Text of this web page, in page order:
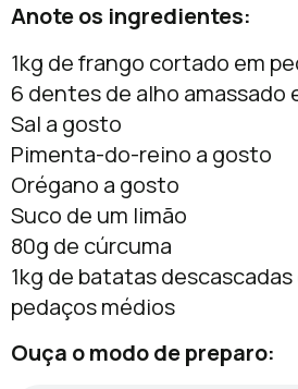
Anote os ingredientes:
1kg de frango cortado em
6 dentes de alho amassado
Sal a gosto
Pimenta-do-reino a gosto
Orégano a gosto
Suco de um limão
80g de cúrcuma
1kg de batatas
pedaços médios
Ouça o modo de preparo: